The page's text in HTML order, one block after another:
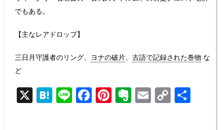
でもある。
【主なレアドロップ】
三日月守護者のリング、 ヨナの破片、 古語で記録された巻物 な
ど
X H
at
Li
n
F
a
Pi
nt
E
v
E
m
C
o